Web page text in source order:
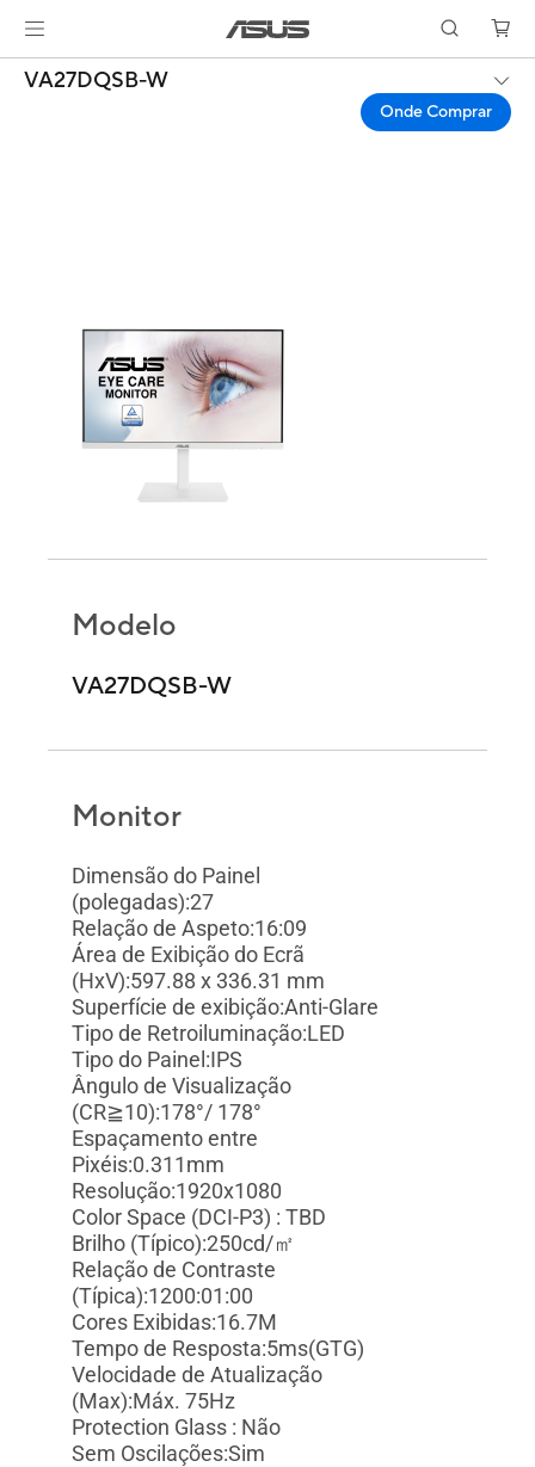
VA27DQSB-W
Onde Comprar
Modelo
VA27DQSB-W
Monitor
Dimensão do Painel
(polegadas):27
Relação de Aspeto:16:09
Área de Exibição do Ecrã
(HxV):597.88 x 336.31 mm
Superfície de exibição:Anti-Glare
Tipo de Retroiluminação:LED
Tipo do Painel:IPS
Ângulo de Visualização
(CR≧10):178°/ 178°
Espaçamento entre
Pixéis:0.311mm
Resolução:1920x1080
Color Space (DCI-P3) : TBD
Brilho (Típico):250cd/㎡
Relação de Contraste
(Típica):1200:01:00
Cores Exibidas:16.7M
Tempo de Resposta:5ms(GTG)
Velocidade de Atualização
(Max):Máx. 75Hz
Protection Glass : Não
Sem Oscilações:Sim